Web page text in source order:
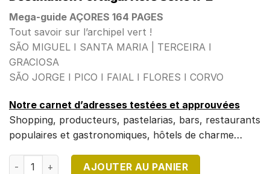
Mega-guide AÇORES 164 PAGES
Tout savoir sur l’archipel vert !
SÃO MIGUEL I SANTA MARIA | TERCEIRA I
GRACIOSA
SÃO JORGE I PICO I FAIAL I FLORES I CORVO
Notre carnet d’adresses testées et approuvées
Shopping, producteurs, pastelarias, bars, restaurants
populaires et gastronomiques, hôtels de charme…
quantité de DESTINATION PORTUGAL HS n°2
AJOUTER AU PANIER